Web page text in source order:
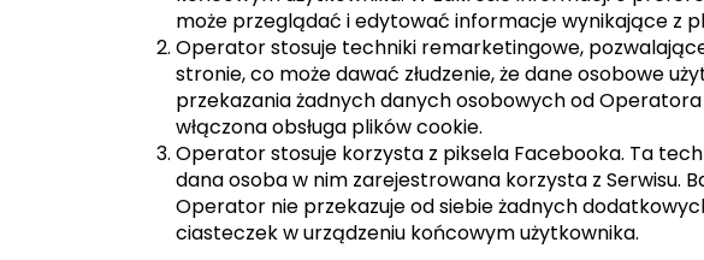
może przeglądać i edytować informacje wynikające
Operator stosuje techniki remarketingowe,
stronie, co może dawać złudzenie, że dane osobowe
przekazania żadnych danych osobowych od
włączona obsługa plików cookie.
Operator stosuje korzysta z piksela Facebooka. Ta
dana osoba w nim zarejestrowana korzysta z
Operator nie przekazuje od siebie żadnych
ciasteczek w urządzeniu końcowym użytkownika.